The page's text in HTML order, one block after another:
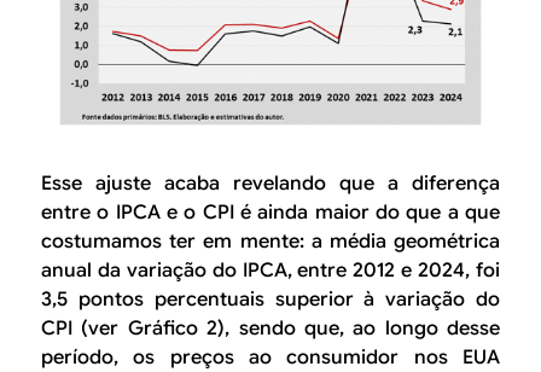
Esse ajuste acaba revelando que a diferença
entre o IPCA e o CPI é ainda maior do que a que
costumamos ter em mente: a média geométrica
anual da variação do IPCA, entre 2012 e 2024, foi
3,5 pontos percentuais superior à variação do
CPI (ver Gráfico 2), sendo que, ao longo desse
período, os preços ao consumidor nos EUA